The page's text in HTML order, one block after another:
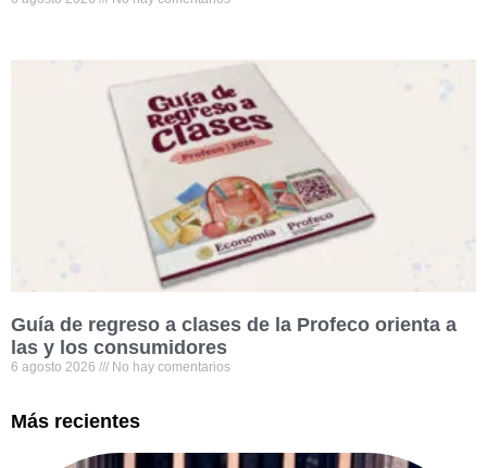
Guía de regreso a clases de la Profeco orienta a
las y los consumidores
6 agosto 2026 No hay comentarios
Más recientes